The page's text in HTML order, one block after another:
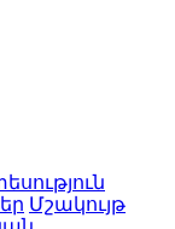
Մշակույթ